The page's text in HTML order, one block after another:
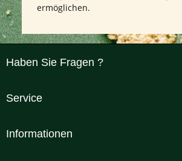
ermöglichen.
Haben Sie Fragen ?
Service
Informationen